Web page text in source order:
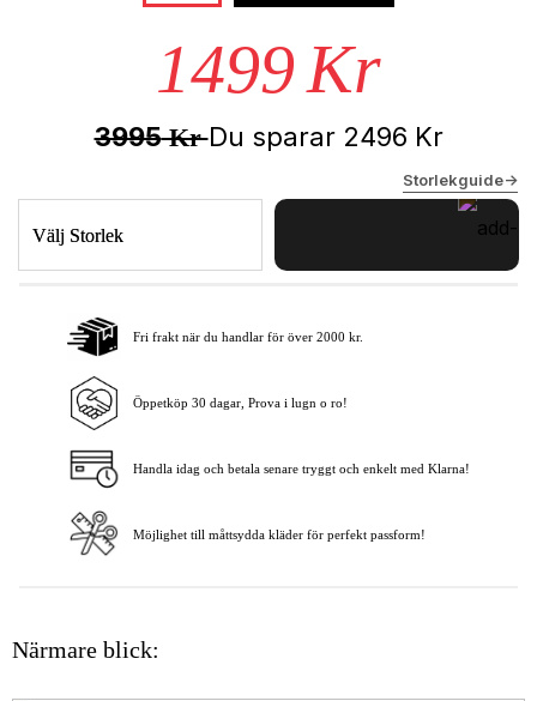
1499Kr
3995KrDu sparar 2496 Kr
Storlekguide->
Välj Storlek
Lägg i varukorgen
Fri frakt när du handlar för över 2000 kr.
Öppetköp 30 dagar, Prova i lugn o ro!
Handla idag och betala senare tryggt och enkelt med Klarna!
Möjlighet till måttsydda kläder för perfekt passform!
Närmare blick: